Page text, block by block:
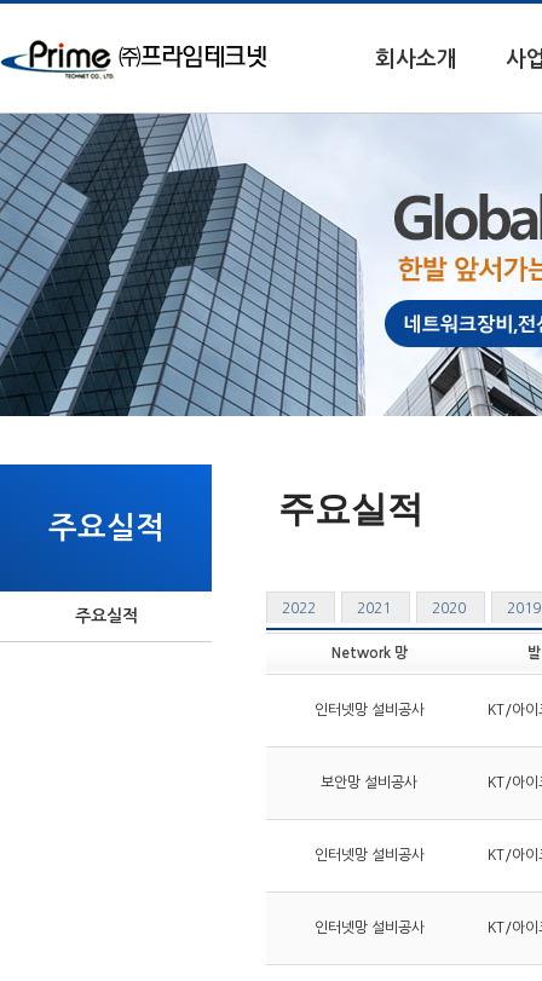
회사소개 사
주요실적
주요실적
주요실적
2022 2021 2020
Network 망
인터넷망 설비공사 KT/아이
보안망 설비공사 KT/아이
인터넷망 설비공사 KT/아이
인터넷망 설비공사 KT/아이